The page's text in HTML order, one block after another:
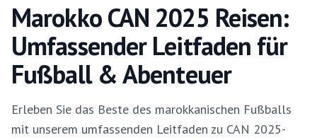
Marokko CAN 2025 Reisen:
Umfassender Leitfaden für
Fußball & Abenteuer
Erleben Sie das Beste des marokkanischen Fußballs
mit unserem umfassenden Leitfaden zu CAN 2025-